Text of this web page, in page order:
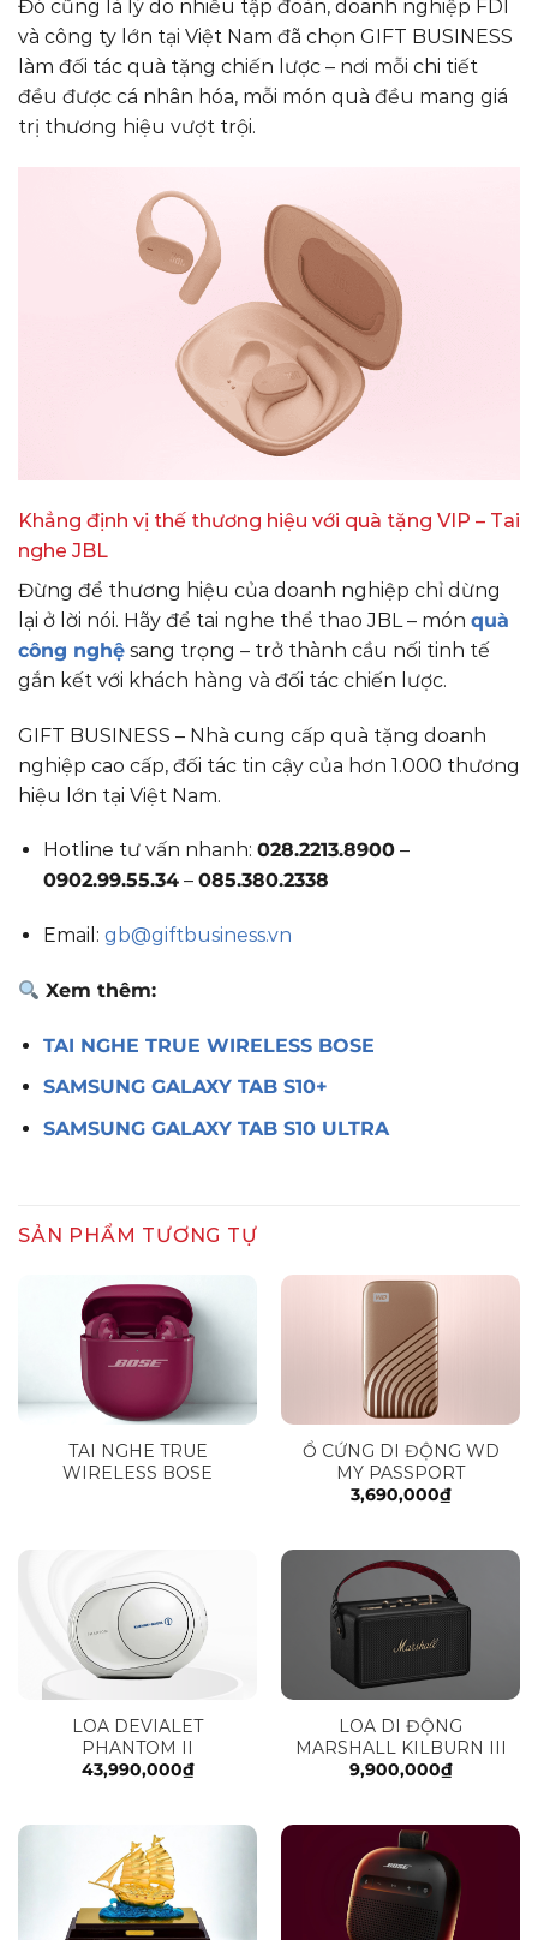
Đó cũng là lý do nhiều tập đoàn, doanh nghiệp FDI
và công ty lớn tại Việt Nam đã chọn GIFT BUSINESS
làm đối tác quà tặng chiến lược – nơi mỗi chi tiết
đều được cá nhân hóa, mỗi món quà đều mang giá
trị thương hiệu vượt trội.
Khẳng định vị thế thương hiệu với quà tặng VIP – Tai
nghe JBL
Đừng để thương hiệu của doanh nghiệp chỉ dừng
lại ở lời nói. Hãy để tai nghe thể thao JBL – món quà
công nghệ sang trọng – trở thành cầu nối tinh tế
gắn kết với khách hàng và đối tác chiến lược.
GIFT BUSINESS – Nhà cung cấp quà tặng doanh
nghiệp cao cấp, đối tác tin cậy của hơn 1.000 thương
hiệu lớn tại Việt Nam.
Hotline tư vấn nhanh: 028.2213.8900–
0902.99.55.34– 085.380.2338
Email: gb@giftbusiness.vn
Xem thêm:
TAI NGHE TRUE WIRELESS BOSE
SAMSUNG GALAXY TAB S10+
SAMSUNG GALAXY TAB S10 ULTRA
SẢN PHẨM TƯƠNG TỰ
TAI NGHE TRUE
WIRELESS BOSE
Ổ CỨNG DI ĐỘNG WD
MY PASSPORT
3,690,000₫
LOA DEVIALET
PHANTOM II
43,990,000₫
LOA DI ĐỘNG
MARSHALL KILBURN III
9,900,000₫